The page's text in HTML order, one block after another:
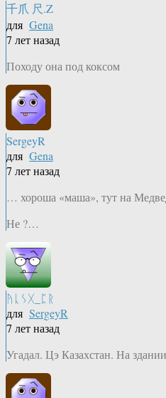
千爪 尺.Z
для Gena
7 лет назад
Походу она под коксом
SergeyR
для Gena
7 лет назад
… хороша «маша», тут на
Не ?…
ᚤᚳᛊᚷ_ᛈᚱ
для SergeyR
7 лет назад
Угадал. Цэ Казахстан. На